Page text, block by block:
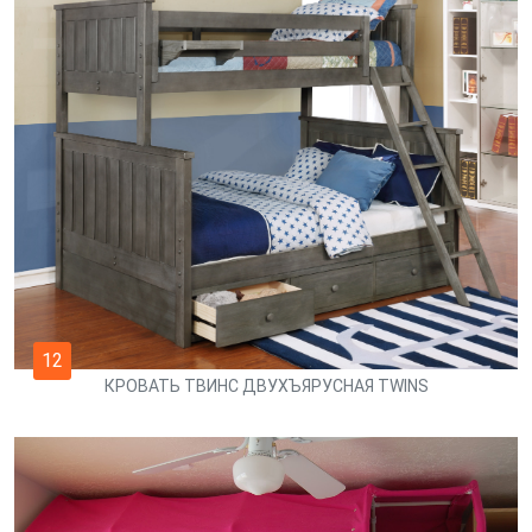
12
КРОВАТЬ ТВИНС ДВУХЪЯРУСНАЯ TWINS